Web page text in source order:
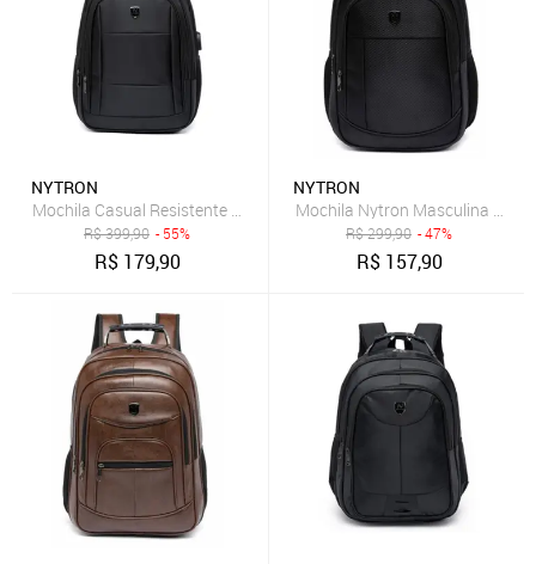
NYTRON
Mochila Casual Resistente Bolsa Masculina Notebook
R$399,90 - 55%
R$ 179,90
NYTRON
Mochila Nytron Masculina
R$299,90 - 47%
R$ 157,90